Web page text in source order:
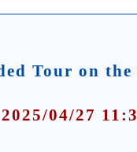
Tour on
04/27